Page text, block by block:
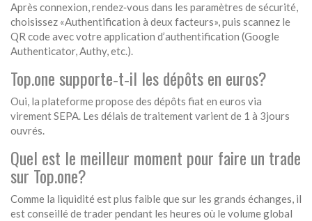
Après connexion, rendez‑vous dans les paramètres de sécurité,
choisissez «Authentification à deux facteurs», puis scannez le
QR code avec votre application d’authentification (Google
Authenticator, Authy, etc.).
Top.one supporte‑t‑il les dépôts en euros?
Oui, la plateforme propose des dépôts fiat en euros via
virement SEPA. Les délais de traitement varient de 1 à 3jours
ouvrés.
Quel est le meilleur moment pour faire un trade
sur Top.one?
Comme la liquidité est plus faible que sur les grands échanges, il
est conseillé de trader pendant les heures où le volume global